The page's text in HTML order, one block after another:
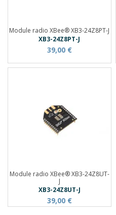
Module radio XBee® XB3-24Z8PT-J
XB3-24Z8PT-J
39,00 €
Module radio XBee® XB3-24Z8UT-
J
XB3-24Z8UT-J
39,00 €